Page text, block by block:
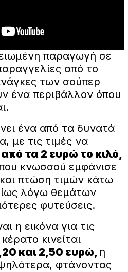
παραγωγή σε
από το
των σούπερ
ένα περιβάλλον όπου
ένα από τα δυνατά
με τις τιμές να
από τα 2 ευρώ το κιλό,
κνωσσού εμφάνισε
πτώση τιμών κάτω
λόγω θεμάτων
φυτεύσεις.
η εικόνα για τις
κινείται
και 2,50 ευρώ, η
φτάνοντας